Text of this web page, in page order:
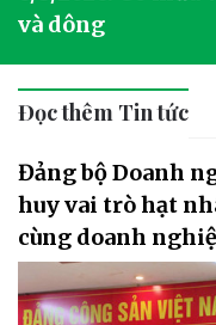
và dông
Đọc thêm Tin tức
Đảng bộ Doanh
huy vai trò hạt
cùng doanh